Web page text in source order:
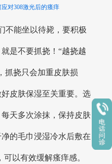
对308激光后的瘙痒
不能坐以待毙，要积极
是不要抓挠！“越挠越
抓挠只会加重皮肤损
皮肤保湿至关重要。选
天多次涂抹，保持皮肤
的毛巾浸湿冷水后敷在
以有效缓解瘙痒感。